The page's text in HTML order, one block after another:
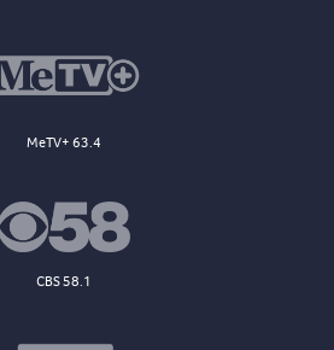
MeTV+ 63.4
CBS 58.1